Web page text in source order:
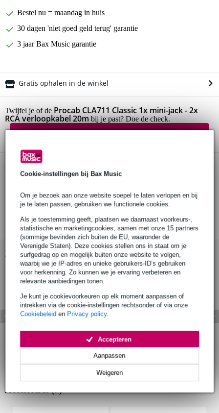
Cookie-instellingen bij Bax Music
Om je bezoek aan onze website soepel te laten verlopen en bij
je te laten passen, gebruiken we functionele cookies.
Als je toestemming geeft, plaatsen we daarnaast voorkeurs-,
statistische en marketingcookies, samen met onze 15 partners
(sommige bevinden zich buiten de EU, waaronder de
Verenigde Staten). Deze cookies stellen ons in staat om je
surfgedrag op en mogelijk buiten onze website te volgen,
waarbij we je IP-adres en unieke gebruikers-ID’s gebruiken
voor herkenning. Zo kunnen we je ervaring verbeteren en
relevante aanbiedingen tonen.
Je kunt je cookievoorkeuren op elk moment aanpassen of
intrekken via de cookie-instellingen rechtsonder of via onze
Cookiebeleid en Privacy policy.
Weigeren
Aanpassen
Accepteren
Bestel nu = maandag in huis
30 dagen 'niet goed geld terug' garantie
3 jaar Bax Music garantie
Gratis ophalen in de winkel
Twijfel je of de Procab CLA711 Classic 1x mini-jack - 2x
RCA verloopkabel 20m bij je past? Doe de check.
Start de check
Productinformatie
1x 3.5mm mini-jack naar 2x RCA male connector
met vergulde contacten
Bekijk alle productspecificaties
Bekijk ook eens (5)
Accessoires (7)